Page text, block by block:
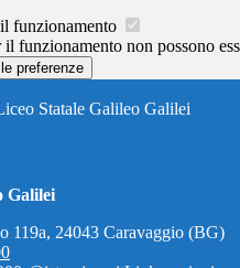
funzionamento
il funzionamento non possono
preferenze
Statale Galileo Galilei
Galilei
119a, 24043 Caravaggio (BG)